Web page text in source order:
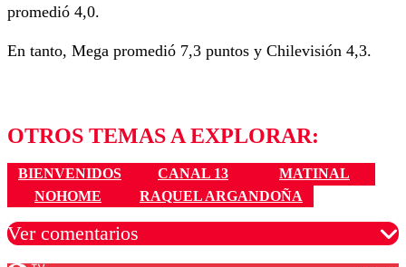
promedió 4,0.
En tanto, Mega promedió 7,3 puntos y Chilevisión 4,3.
OTROS TEMAS A EXPLORAR:
BIENVENIDOS CANAL 13
MATINAL
NOHOME
RAQUEL ARGANDOÑA
Ver comentarios